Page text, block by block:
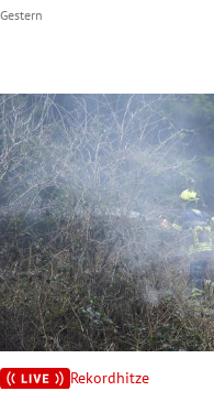
Gestern
Rekordhitze